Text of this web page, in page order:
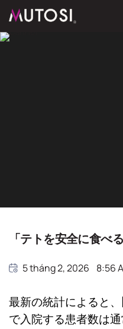
Trang chủ Giải
「テトを安全に食べ
5 tháng 2, 2026 8:56
最新の統計によると
で入院する患者数は